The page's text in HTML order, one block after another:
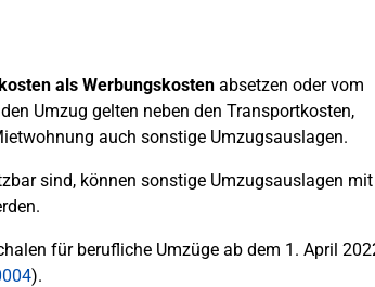
als Werbungskosten absetzen oder vom
Umzug gelten neben den Transportkosten,
auch sonstige Umzugsauslagen.
sind, können sonstige Umzugsauslagen
für berufliche Umzüge ab dem 1. April
).